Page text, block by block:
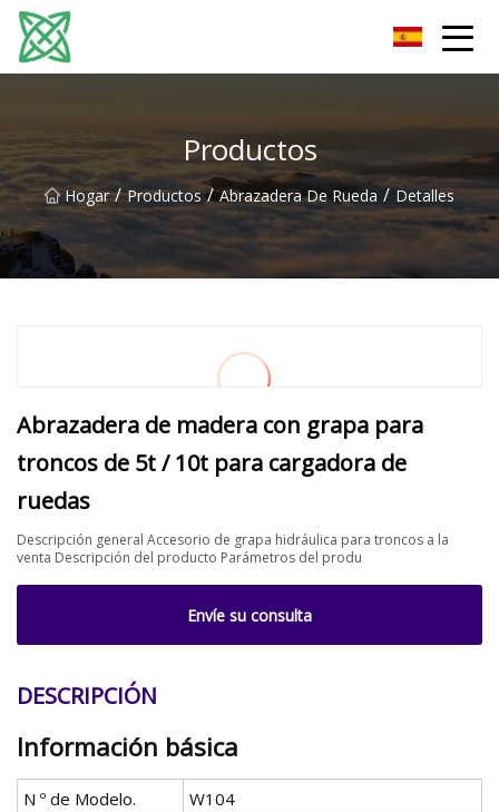
Productos
Hogar / Productos / Abrazadera De Rueda / Detalles
Abrazadera de madera con grapa para
troncos de 5t / 10t para cargadora de
ruedas
Descripción general Accesorio de grapa hidráulica para troncos a la
venta Descripción del producto Parámetros del produ
Envíe su consulta
DESCRIPCIÓN
Información básica
N º de Modelo. W104